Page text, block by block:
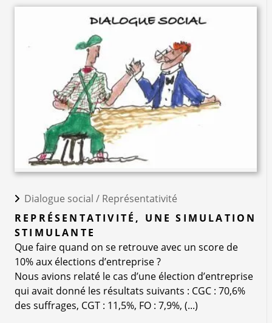
Dialogue social / Représentativité
REPRÉSENTATIVITÉ, UNE SIMULATION
STIMULANTE
Que faire quand on se retrouve avec un score de
10% aux élections d’entreprise ?
Nous avions relaté le cas d’une élection d’entreprise
qui avait donné les résultats suivants : CGC : 70,6%
des suffrages, CGT : 11,5%, FO : 7,9%, (...)